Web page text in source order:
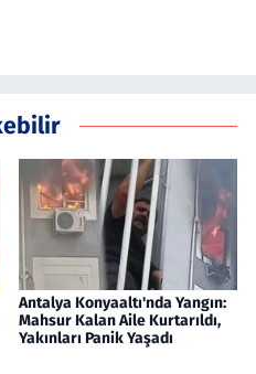
Antalya Konyaaltı'nda Yangın:
Mahsur Kalan Aile Kurtarıldı,
Yakınları Panik Yaşadı